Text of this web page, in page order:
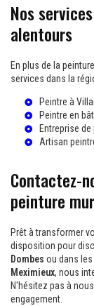
Nos
alentours
En plus de la
services dans la
Peintre à
Peintre en
Entreprise
Artisan
Contactez-
peinture
Prêt à transformer
disposition pour
Dombes ou dans
Meximieux, nous
N'hésitez pas à
engagement.